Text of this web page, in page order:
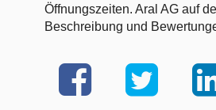
Öffnungszeiten. Aral AG auf
Beschreibung und